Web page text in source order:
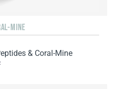
MINE
& Coral-Mine